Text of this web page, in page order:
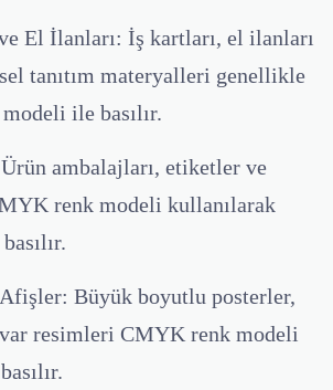
El İlanları: İş kartları, el ilanları
tanıtım materyalleri genellikle
ile basılır.
Ürün ambalajları, etiketler ve
renk modeli kullanılarak
Büyük boyutlu posterler,
resimleri CMYK renk modeli